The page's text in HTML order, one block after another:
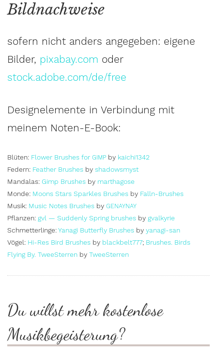
Bildnachweise
sofern nicht anders angegeben: eigene
Bilder, pixabay.com oder
stock.adobe.com/de/free
Designelemente in Verbindung mit
meinem Noten-E-Book:
Blüten: Flower Brushes for GIMP by kaichi1342
Federn: Feather Brushes by shadowsmyst
Mandalas: Gimp Brushes by marthagose
Monde: Moons Stars Sparkles Brushes by Falln-Brushes
Musik: Music Notes Brushes by GENAYNAY
Pflanzen: gvl — Suddenly Spring brushes by gvalkyrie
Schmetterlinge:Yanagi Butterfly Brushes by yanagi-san
Vögel: Hi-Res Bird Brushes by blackbelt777; Brushes. Birds
Flying By. TweeSterren by TweeSterren
Du willst mehr kostenlose
Musikbegeisterung?